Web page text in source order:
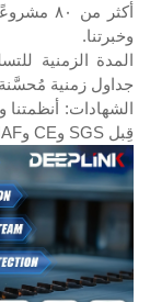
أكثر
وخبرتنا.
جداول زمنية مُحسَّنة
الشهادات: أنظمتنا
قِبل SGS وCE وIAF وISO وKIK.